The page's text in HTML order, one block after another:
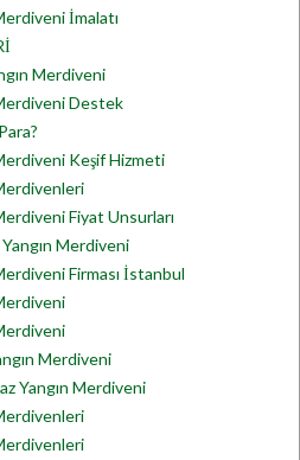
İmalatı
Merdiveni
Destek
Keşif Hizmeti
Fiyat Unsurları
Merdiveni
Firması İstanbul
Merdiveni
Yangın Merdiveni